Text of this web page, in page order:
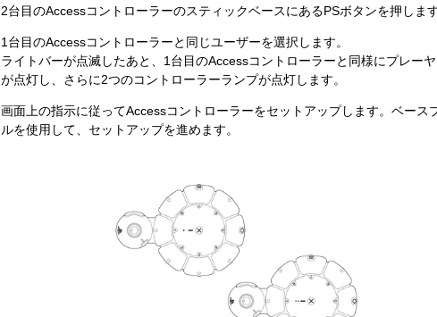
2台目のAccessコントローラーのスティックベースにあるPSボタンを押します
1台目のAccessコントローラーと同じユーザーを選択します。
ライトバーが点滅したあと、1台目のAccessコントローラーと同様にプレー
が点灯し、さらに2つのコントローラーランプが点灯します。
画面上の指示に従ってAccessコントローラーをセットアップします。ベース
ルを使用して、セットアップを進めます。